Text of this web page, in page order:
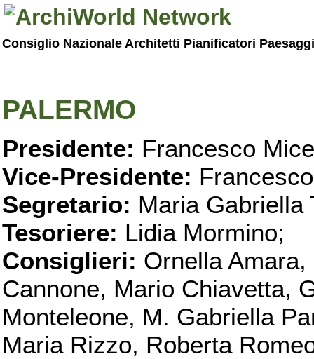
Consiglio Nazionale Architetti Pianificatori
PALERMO
Presidente: Francesco
Vice-Presidente:
Segretario: Maria Gabriella
Tesoriere: Lidia Mormino;
Consiglieri: Ornella
Cannone, Mario Chiavetta,
Monteleone, M. Gabriella
Maria Rizzo, Roberta